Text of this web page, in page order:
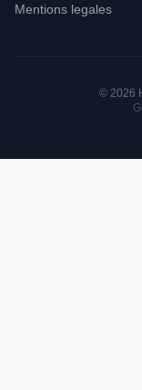
Mentions legales
© 2026